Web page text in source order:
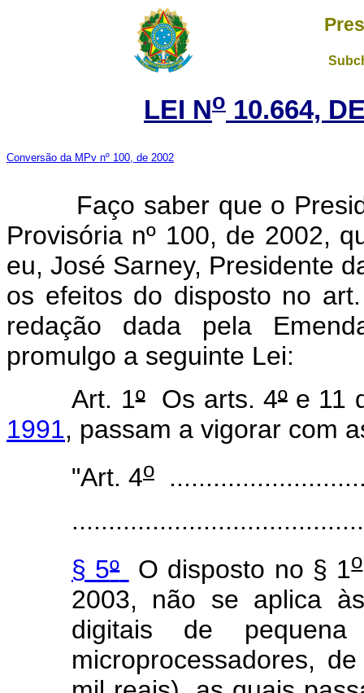
LEI No 10.664,
Conversão da MPv nº 100, de 2002
Faço saber que o
Provisória nº 100, de 2002,
eu, José Sarney, Presidente
os efeitos do disposto no
redação dada pela
promulgo a seguinte Lei:
Art. 1ºOs arts. 4ºe 11
1991, passam a vigorar com
"Art. 4o
§ 5º O disposto no § 1o
2003, não se aplica
digitais de pequena
microprocessadores,